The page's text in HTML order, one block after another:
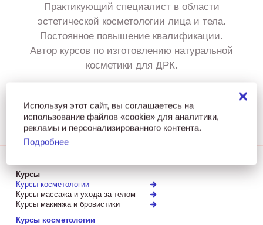
Практикующий специалист в области
эстетической косметологии лица и тела.
Постоянное повышение квалификации.
Автор курсов по изготовлению натуральной
косметики для ДРК.
Курсы
Курсы косметологии
Курсы массажа и ухода за телом
Курсы макияжа и бровистики
Курсы косметологии
Используя этот сайт, вы соглашаетесь на
использование файлов «cookie» для аналитики,
рекламы и персонализированного контента.
Подробнее